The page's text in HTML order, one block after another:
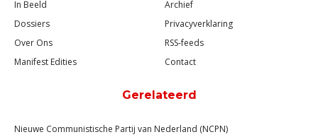
In Beeld
Dossiers
Over Ons
Manifest Edities
Archief
Privacyverklaring
RSS-feeds
Contact
Gerelateerd
Nieuwe Communistische Partij van Nederland (NCPN)